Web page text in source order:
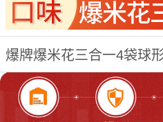
爆牌爆米花三合一4袋球